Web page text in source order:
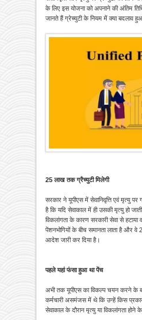
के लिए इस योजना को अपनाने की अंतिम
जानते हैं ग्रेच्युटी के नियम में क्या बदलाव
25 लाख तक ग्रैच्युटी मिलेगी
सरकार ने यूपीएस में सेवानिवृत्ति एवं मृत्यु
है कि यदि सेवाकाल में ही उसकी मृत्यु हो
विकलांगता के कारण सरकारी सेवा से
पेंशनभोगियों के बीच समानता लाता है और
आदेश जारी कर दिया है।
पहले यहां फंसा हुआ था पेंच
अभी तक यूपीएस का विकल्प चयन करने के बाद
कर्मचारी असमंजस में थे कि उन्हें किस
सेवाकाल के दौरान मृत्यु या विकलांगता होने